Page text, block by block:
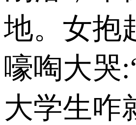
地。女抱
嚎啕大哭
大学生咋